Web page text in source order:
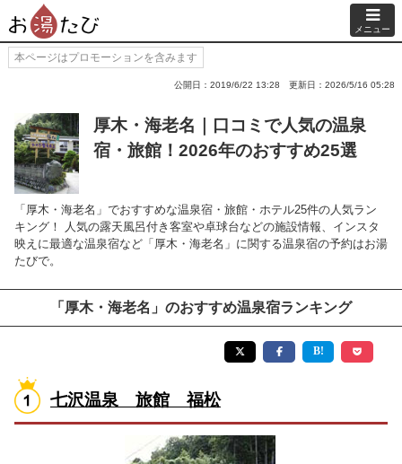
メニュー
本ページはプロモーションを含みます
公開日：2019/6/22 13:28 更新日：2026/5/16 05:28
厚木・海老名｜口コミで人気の温泉
宿・旅館！2026年のおすすめ25選
「厚木・海老名」でおすすめな温泉宿・旅館・ホテル25件の人気ラン
キング！ 人気の露天風呂付き客室や卓球台などの施設情報、インスタ
映えに最適な温泉宿など「厚木・海老名」に関する温泉宿の予約はお湯
たびで。
「厚木・海老名」のおすすめ温泉宿ランキング
七沢温泉 旅館 福松